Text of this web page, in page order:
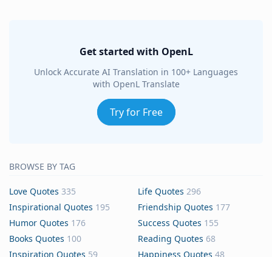
Get started with OpenL
Unlock Accurate AI Translation in 100+ Languages
with OpenL Translate
Try for Free
BROWSE BY TAG
Love Quotes 335 Life Quotes 296
Inspirational Quotes 195 Friendship Quotes 177
Humor Quotes 176 Success Quotes 155
Books Quotes 100 Reading Quotes 68
Inspiration Quotes 59 Happiness Quotes 48